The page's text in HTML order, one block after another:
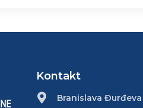
Kontakt
Branislava Đurđeva